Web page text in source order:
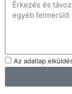
Az adatlap